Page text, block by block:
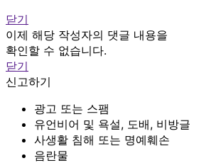
닫기
이제 해당 작성자의 댓글 내용을
확인할 수 없습니다.
닫기
신고하기
광고 또는 스팸
유언비어 및 욕설, 도배, 비방글
사생활 침해 또는 명예훼손
음란물